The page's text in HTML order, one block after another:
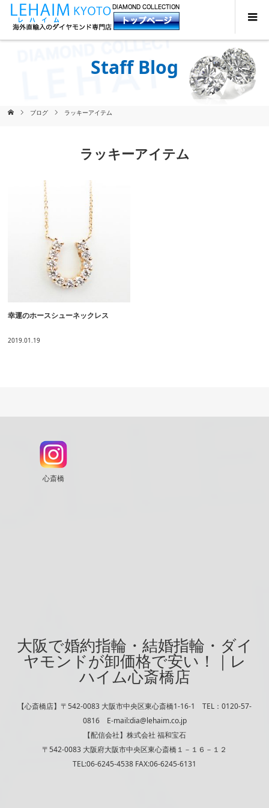
Staff Blog
ブログ ラッキーアイテム
ラッキーアイテム
幸運のホースシューネックレス
2019.01.19
心斎橋
大阪で婚約指輪・結婚指輪・ダイ
ヤモンドが卸価格で安い！｜レ
ハイム心斎橋店
【心斎橋店】〒542-0083 大阪市中央区東心斎橋1-16-1 TEL：0120-57-
0816 E-mail:dia@lehaim.co.jp
【配信会社】株式会社 福和宝石
〒542-0083 大阪府大阪市中央区東心斎橋１－１６－１２
TEL:06-6245-4538 FAX:06-6245-6131